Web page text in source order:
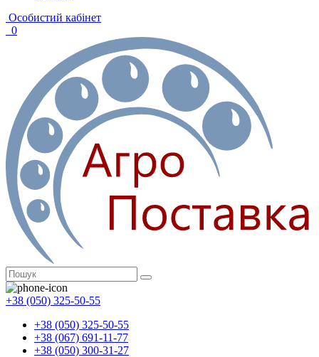
Особистий кабінет
0
+38 (050) 325-50-55
+38 (050) 325-50-55
+38 (067) 691-11-77
+38 (050) 300-31-27